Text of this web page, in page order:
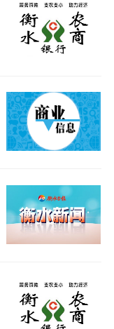
经营、深耕
，破解小微
”专属信贷产
服务模式。商
准备经营材
线上一键申
题。截至5月
小微商户授信
护得更稳”。
立金融管家